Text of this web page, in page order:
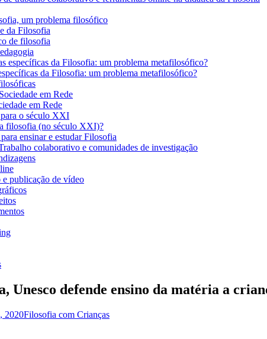
um problema filosófico
da Filosofia
de filosofia
específicas da Filosofia: um problema metafilosófico?
da Filosofia: um problema metafilosófico?
em Rede
em Rede
o século XXI
filosofia (no século XXI)?
ensinar e estudar Filosofia
colaborativo e comunidades de investigação
publicação de vídeo
Unesco defende ensino da matéria a
2020Filosofia com Crianças